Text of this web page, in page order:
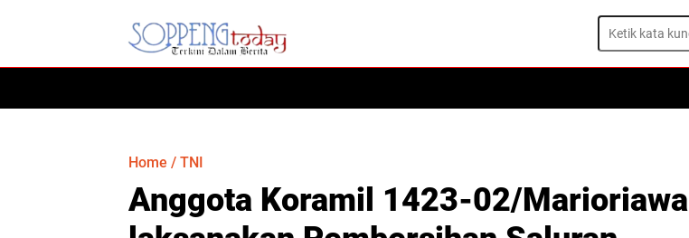
Home / TNI
Anggota Koramil 1423-02/Marioriawa